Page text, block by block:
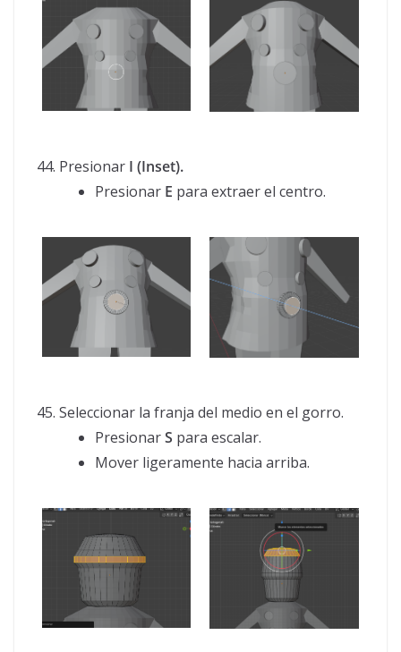
Presionar I (Inset).
Presionar E para extraer el centro.
Seleccionar la franja del medio en el gorro.
PresionarS para escalar.
Mover ligeramente hacia arriba.